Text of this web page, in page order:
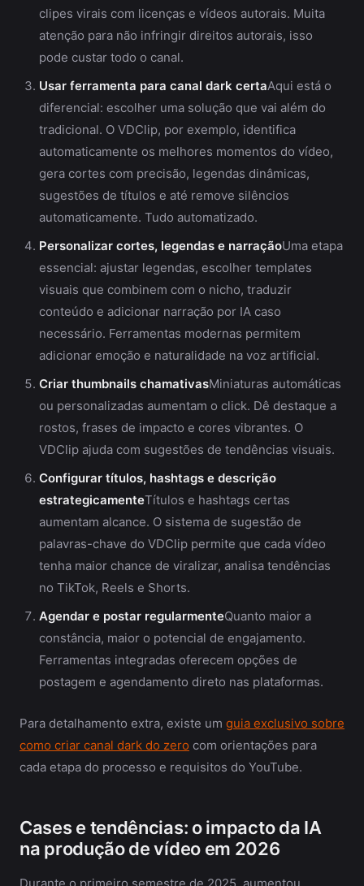
clipes virais com licenças e vídeos autorais. Muita
atenção para não infringir direitos autorais, isso
pode custar todo o canal.
Usar ferramenta para canal dark certaAqui está o
diferencial: escolher uma solução que vai além do
tradicional. O VDClip, por exemplo, identifica
automaticamente os melhores momentos do vídeo,
gera cortes com precisão, legendas dinâmicas,
sugestões de títulos e até remove silêncios
automaticamente. Tudo automatizado.
Personalizar cortes, legendas e narraçãoUma etapa
essencial: ajustar legendas, escolher templates
visuais que combinem com o nicho, traduzir
conteúdo e adicionar narração por IA caso
necessário. Ferramentas modernas permitem
adicionar emoção e naturalidade na voz artificial.
Criar thumbnails chamativasMiniaturas automáticas
ou personalizadas aumentam o click. Dê destaque a
rostos, frases de impacto e cores vibrantes. O
VDClip ajuda com sugestões de tendências visuais.
Configurar títulos, hashtags e descrição
estrategicamenteTítulos e hashtags certas
aumentam alcance. O sistema de sugestão de
palavras-chave do VDClip permite que cada vídeo
tenha maior chance de viralizar, analisa tendências
no TikTok, Reels e Shorts.
Agendar e postar regularmenteQuanto maior a
constância, maior o potencial de engajamento.
Ferramentas integradas oferecem opções de
postagem e agendamento direto nas plataformas.
Para detalhamento extra, existe um guia exclusivo sobre
como criar canal dark do zero com orientações para
cada etapa do processo e requisitos do YouTube.
Cases e tendências: o impacto da IA
na produção de vídeo em 2026
Durante o primeiro semestre de 2025, aumentou